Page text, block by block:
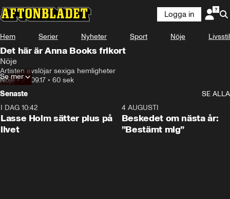
Logga in
Hem Serier Nyheter Sport Nöje Livsstil
Det här är Anna Books frikort
Nöje
Artisten avslöjar sexiga hemligheter
Nöje•24.09.17 • 60 sek
Se mer
Senaste
SE ALLA
I DAG 10:42
Lasse Holm sätter plus på
livet
4 AUGUSTI
Beskedet om nästa år:
”Bestämt mig”